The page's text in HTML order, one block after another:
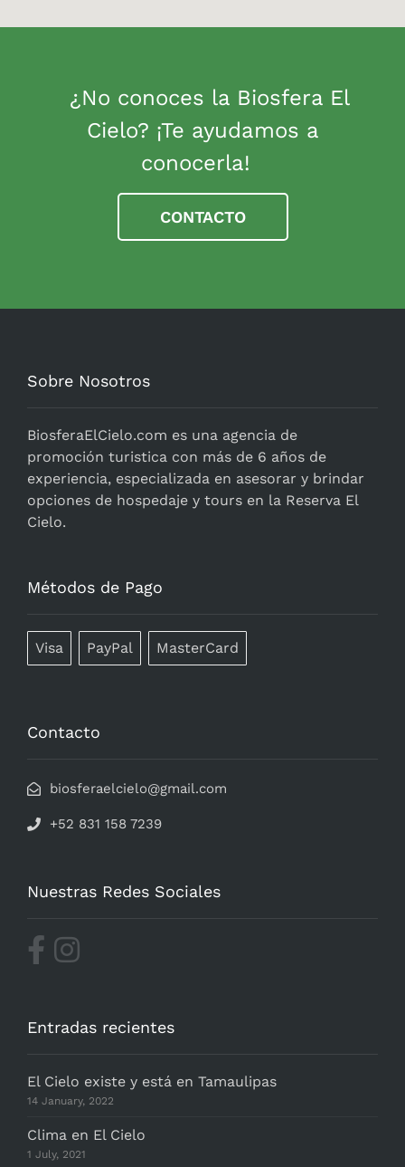
¿No conoces la Biosfera El
Cielo? ¡Te ayudamos a
conocerla!
CONTACTO
Sobre Nosotros
BiosferaElCielo.com es una agencia de
promoción turistica con más de 6 años de
experiencia, especializada en asesorar y brindar
opciones de hospedaje y tours en la Reserva El
Cielo.
Métodos de Pago
Visa PayPal MasterCard
Contacto
biosferaelcielo@gmail.com
+52 831 158 7239
Nuestras Redes Sociales
Entradas recientes
El Cielo existe y está en Tamaulipas
14 January, 2022
Clima en El Cielo
1 July, 2021